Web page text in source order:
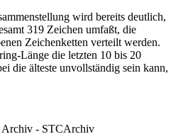
wird bereits deutlich,
319 Zeichen umfaßt, die
Zeichenketten verteilt werden.
Länge die letzten 10 bis 20
die älteste unvollständig sein kann,
Archiv - STCArchiv